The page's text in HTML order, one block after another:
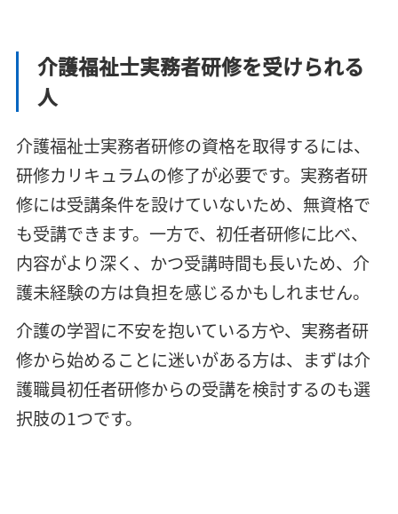
介護福祉士実務者研修を受けられる
人
介護福祉士実務者研修の資格を取得するには、
研修カリキュラムの修了が必要です。実務者研
修には受講条件を設けていないため、無資格で
も受講できます。一方で、初任者研修に比べ、
内容がより深く、かつ受講時間も長いため、介
護未経験の方は負担を感じるかもしれません。
介護の学習に不安を抱いている方や、実務者研
修から始めることに迷いがある方は、まずは介
護職員初任者研修からの受講を検討するのも選
択肢の1つです。